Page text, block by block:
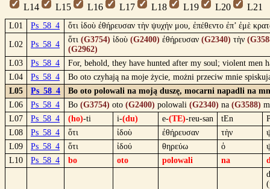
L14
L15 L16 L17 L18 L19 L20 L21
L01 Ps_58_4 ὅτι ἰδοὺ ἐθήρευσαν τὴν ψυχήν μου, ἐπέθεντο ἐπ’ ἐμὲ
L02 Ps_58_4
ὅτι (G3754) ἰδοὺ (G2400) ἐθήρευσαν (G2340) τὴν
(G2962)
L03
Ps_58_4
For, behold, they have hunted after my soul; violent
L04
Ps_58_4
Bo oto czyhają na moje życie, możni przeciw mnie
L05
Ps_58_4
Bo oto polowali na moją duszę, mocarni napadli na
L06
Ps_58_4 Bo (G3754) oto (G2400) polowali (G2340) na (G3588)
L07
Ps_58_4 (ho)-ti i-(du) e-(TE)-reu-san tEn
L08
Ps_58_4 ὅτι ἰδοὺ ἐθήρευσαν τὴν
L09
Ps_58_4 ὅτι ἰδού θηρεύω ὁ
L10
Ps_58_4 bo oto polowali na